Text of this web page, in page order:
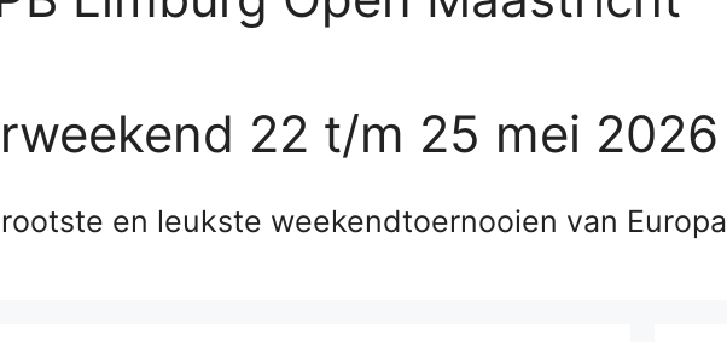
22 t/m 25 mei 2026
en leukste weekendtoernooien van Europa